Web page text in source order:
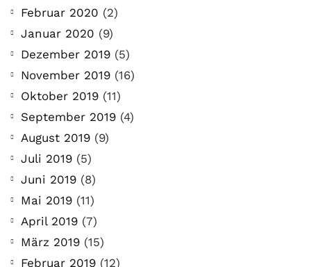
Februar 2020 (2)
Januar 2020 (9)
Dezember 2019 (5)
November 2019 (16)
Oktober 2019 (11)
September 2019 (4)
August 2019 (9)
Juli 2019 (5)
Juni 2019 (8)
Mai 2019 (11)
April 2019 (7)
März 2019 (15)
Februar 2019 (12)